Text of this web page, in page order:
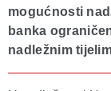
mogućnosti
banka
nadležnim